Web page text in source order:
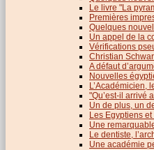
Le livre "La
Premières
Quelques
Un appel de la
Vérifications
Christian
A défaut
Nouvelles
L’Académicien,
"Qu’est-il arrivé
Un de plus, un
Les Egyptiens
Une
Le dentiste,
Une académie